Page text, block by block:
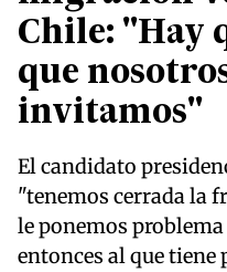
Chile: "Hay
que
invitamos"
El candidato
"tenemos cerrada la
le ponemos
entonces al que